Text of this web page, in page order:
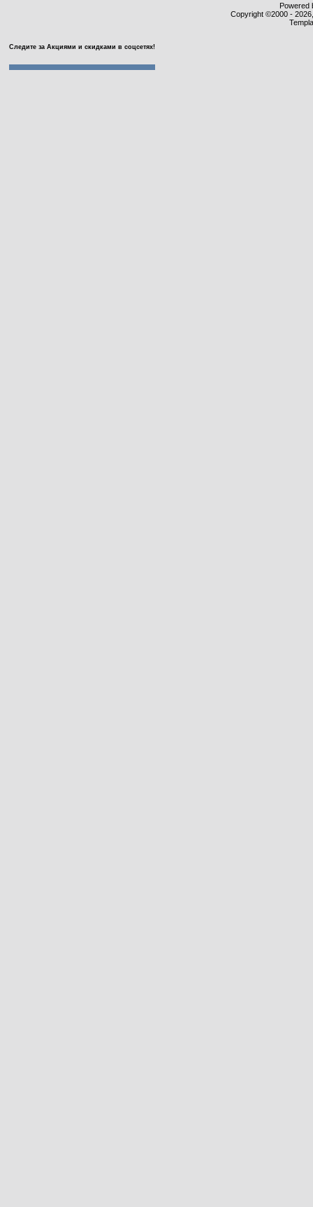
Powered
Copyright ©2000 -
Следите за Акциями и скидками в соцсетях!